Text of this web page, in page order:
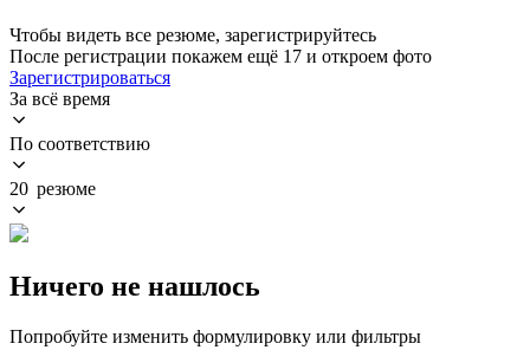
Чтобы видеть все резюме, зарегистрируйтесь
После регистрации покажем ещё 17 и откроем фото
Зарегистрироваться
За всё время
По соответствию
20 резюме
Ничего не нашлось
Попробуйте изменить формулировку или фильтры